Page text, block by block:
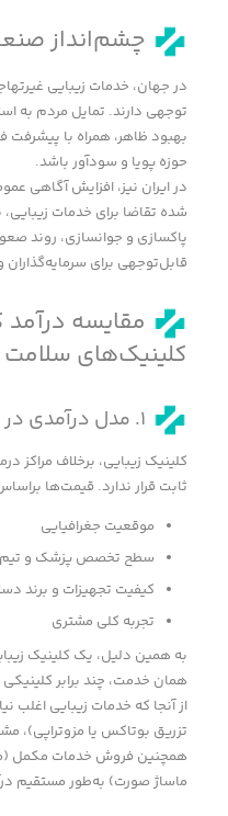
چشم‌انداز
در جهان، خدمات زیبایی
توجهی دارند. تمایل مردم به
بهبود ظاهر، همراه با پیشرفت
حوزه پویا و سودآور باشد.
در ایران نیز، افزایش آگاهی
شده تقاضا برای خدمات زیبایی،
پاکسازی و جوانسازی، روند
قابل‌توجهی برای سرمایه‌گذاران
مقایسه درآمد
کلینیک‌های سلامت
۱. مدل درآمدی در کلینیک زیبایی
کلینیک زیبایی، برخلاف مراکز
ثابت قرار ندارد. قیمت‌ها
موقعیت جغرافیایی
سطح تخصص پزشک و تیم
کیفیت تجهیزات و برند
تجربه کلی مشتری
به همین دلیل، یک کلینیک
همان خدمت، چند برابر
از آنجا که خدمات زیبایی اغلب
تزریق بوتاکس یا مزوتراپی)،
همچنین فروش خدمات مکمل
ماساژ صورت) به‌طور مستقیم